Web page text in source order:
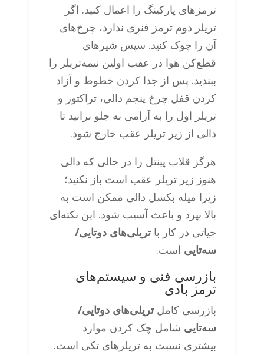
ترمزهای پارکینگ را اعمال کنید. اگر
تریلر دوم ترمز فنری ندارد، چرخ‌های
آن را چوک کنید. سپس شیرهای
قطع‌کن هوا در عقب اولین نیمه‌تریلر را
ببندید. پس از جدا کردن خطوط و آزاد
کردن قفل چرخ پنجم دالی، تراکتور و
تریلر اول را به آرامی به جلو برانید تا
دالی از زیر تریلر عقب خارج شود.
هرگز قلاب پینتل را در حالی که دالی
هنوز زیر تریلر عقب است باز نکنید؛
زیرا میله بکسل دالی ممکن است به
بالا بپرد و باعث آسیب شود. این نکته‌ای
حیاتی در کار با تریلی‌های دوتایی/
سه‌تایی است.
بازرسی فنی و سیستم‌های
ترمز بادی
بازرسی کامل تریلی‌های دوتایی/
سه‌تایی شامل چک کردن موارد
بیشتری نسبت به تریلرهای تکی است.